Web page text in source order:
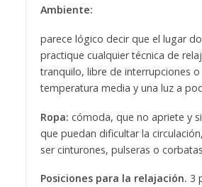
Ambiente:
parece lógico decir que el lugar
practique cualquier técnica de
tranquilo, libre de interrupciones o
temperatura media y una luz a
Ropa: cómoda, que no apriete y
que puedan dificultar la
ser cinturones, pulseras o
Posiciones para la relajación. 3